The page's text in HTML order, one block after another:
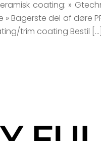
coating: »
» Bagerste del af døre
trim coating Bestil […]